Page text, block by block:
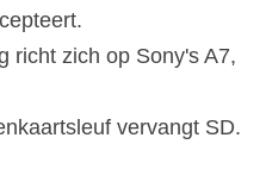
richt zich op Sony's A7,
vervangt SD.